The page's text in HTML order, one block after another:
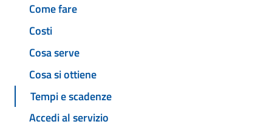
Come fare
Costi
Cosa serve
Cosa si ottiene
Tempi e scadenze
Accedi al servizio